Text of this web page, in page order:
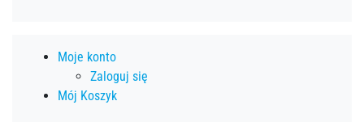
Moje konto
Zaloguj się
Mój Koszyk